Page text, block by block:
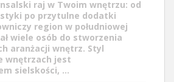
raj w Twoim wnętrzu: od
po przytulne dodatki
region w południowej
wiele osób do stworzenia
aranżacji wnętrz. Styl
wnętrzach jest
sielskości, …